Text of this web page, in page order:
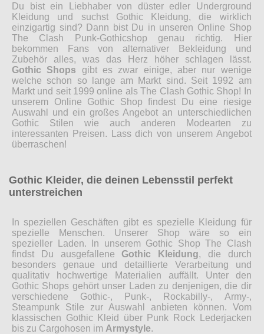
Du bist ein Liebhaber von düster edler Underground
Kleidung und suchst Gothic Kleidung, die wirklich
einzigartig sind? Dann bist Du in unseren Online Shop
The Clash Punk-Gothicshop genau richtig. Hier
bekommen Fans von alternativer Bekleidung und
Zubehör alles, was das Herz höher schlagen lässt.
Gothic Shops gibt es zwar einige, aber nur wenige
welche schon so lange am Markt sind. Seit 1992 am
Markt und seit 1999 online als The Clash Gothic Shop! In
unserem Online Gothic Shop findest Du eine riesige
Auswahl und ein großes Angebot an unterschiedlichen
Gothic Stilen wie auch anderen Modearten zu
interessanten Preisen. Lass dich von unserem Angebot
überraschen!
Gothic Kleider, die deinen Lebensstil perfekt
unterstreichen
In speziellen Geschäften gibt es spezielle Kleidung für
spezielle Menschen. Unserer Shop wäre so ein
spezieller Laden. In unserem Gothic Shop The Clash
findst Du ausgefallene Gothic Kleidung, die durch
besonders genaue und detaillierte Verarbeitung und
qualitativ hochwertige Materialien auffällt. Unter den
Gothic Shops gehört unser Laden zu denjenigen, die dir
verschiedene Gothic-, Punk-, Rockabilly-, Army-,
Steampunk Stile zur Auswahl anbieten können. Vom
klassischen Gothic Kleid über Punk Rock Lederjacken
bis zu Cargohosen im Armystyle.